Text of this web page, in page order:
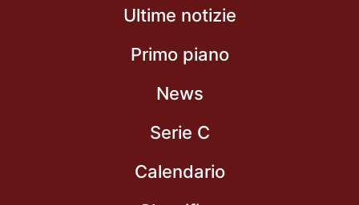
Ultime notizie
Primo piano
News
Serie C
Calendario